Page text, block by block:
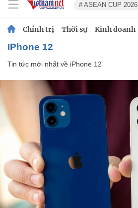
# ASEAN CUP 2026
Chính trị Thời sự Kinh doanh
iPhone 12
Tin tức mới nhất về iPhone 12